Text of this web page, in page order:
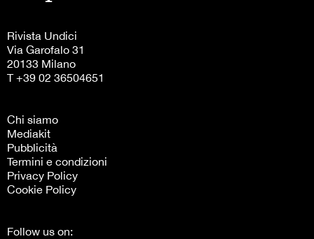
Rivista Undici
Via Garofalo 31
20133 Milano
T +39 02 36504651
Chi siamo
Mediakit
Pubblicità
Termini e condizioni
Privacy Policy
Cookie Policy
Follow us on: